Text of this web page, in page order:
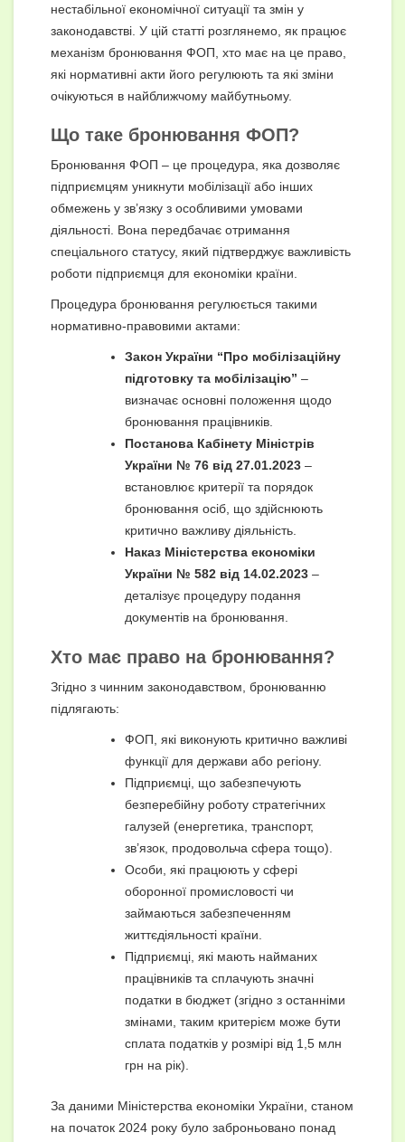
нестабільної економічної ситуації та змін у
законодавстві. У цій статті розглянемо, як працює
механізм бронювання ФОП, хто має на це право,
які нормативні акти його регулюють та які зміни
очікуються в найближчому майбутньому.
Що таке бронювання ФОП?
Бронювання ФОП – це процедура, яка дозволяє
підприємцям уникнути мобілізації або інших
обмежень у зв’язку з особливими умовами
діяльності. Вона передбачає отримання
спеціального статусу, який підтверджує важливість
роботи підприємця для економіки країни.
Процедура бронювання регулюється такими
нормативно-правовими актами:
Закон України “Про мобілізаційну
підготовку та мобілізацію” –
визначає основні положення щодо
бронювання працівників.
Постанова Кабінету Міністрів
України № 76 від 27.01.2023 –
встановлює критерії та порядок
бронювання осіб, що здійснюють
критично важливу діяльність.
Наказ Міністерства економіки
України № 582 від 14.02.2023 –
деталізує процедуру подання
документів на бронювання.
Хто має право на бронювання?
Згідно з чинним законодавством, бронюванню
підлягають:
ФОП, які виконують критично важливі
функції для держави або регіону.
Підприємці, що забезпечують
безперебійну роботу стратегічних
галузей (енергетика, транспорт,
зв’язок, продовольча сфера тощо).
Особи, які працюють у сфері
оборонної промисловості чи
займаються забезпеченням
життєдіяльності країни.
Підприємці, які мають найманих
працівників та сплачують значні
податки в бюджет (згідно з останніми
змінами, таким критерієм може бути
сплата податків у розмірі від 1,5 млн
грн на рік).
За даними Міністерства економіки України, станом
на початок 2024 року було заброньовано понад